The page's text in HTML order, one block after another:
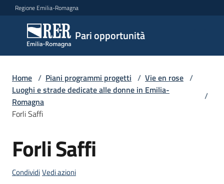
Vai al contenuto
Vai alla navigazione
Vai al footer
Regione Emilia-Romagna
Pari opportunità
Pari
opportunità
Argomenti
Servizi
Home / Piani programmi progetti / Vie en rose /
Luoghi e strade dedicate alle donne in Emilia-
Romagna
/
Forli Saffi
Salta al contenuto
Forli Saffi
CondividiVedi azioni